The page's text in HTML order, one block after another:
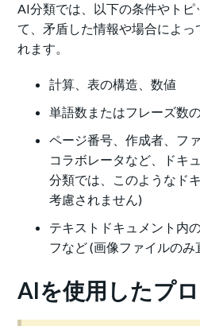
AI分類では、以下の条件やトピ
て、矛盾した情報や場合によっ
れます。
計算、表の構造、数値
単語数またはフレーズ数
ページ番号、作成者、フ
コラボレータなど、ドキ
分類では、このようなド
考慮されません)
テキストドキュメント内
フなど (画像ファイルの
AIを使用したプ